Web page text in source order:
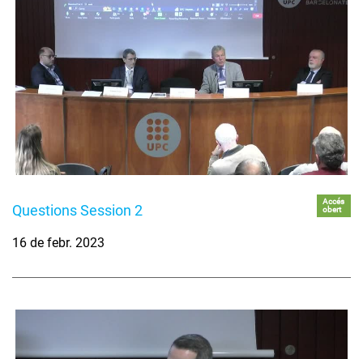
Questions Session 2
Accés
obert
16 de febr. 2023